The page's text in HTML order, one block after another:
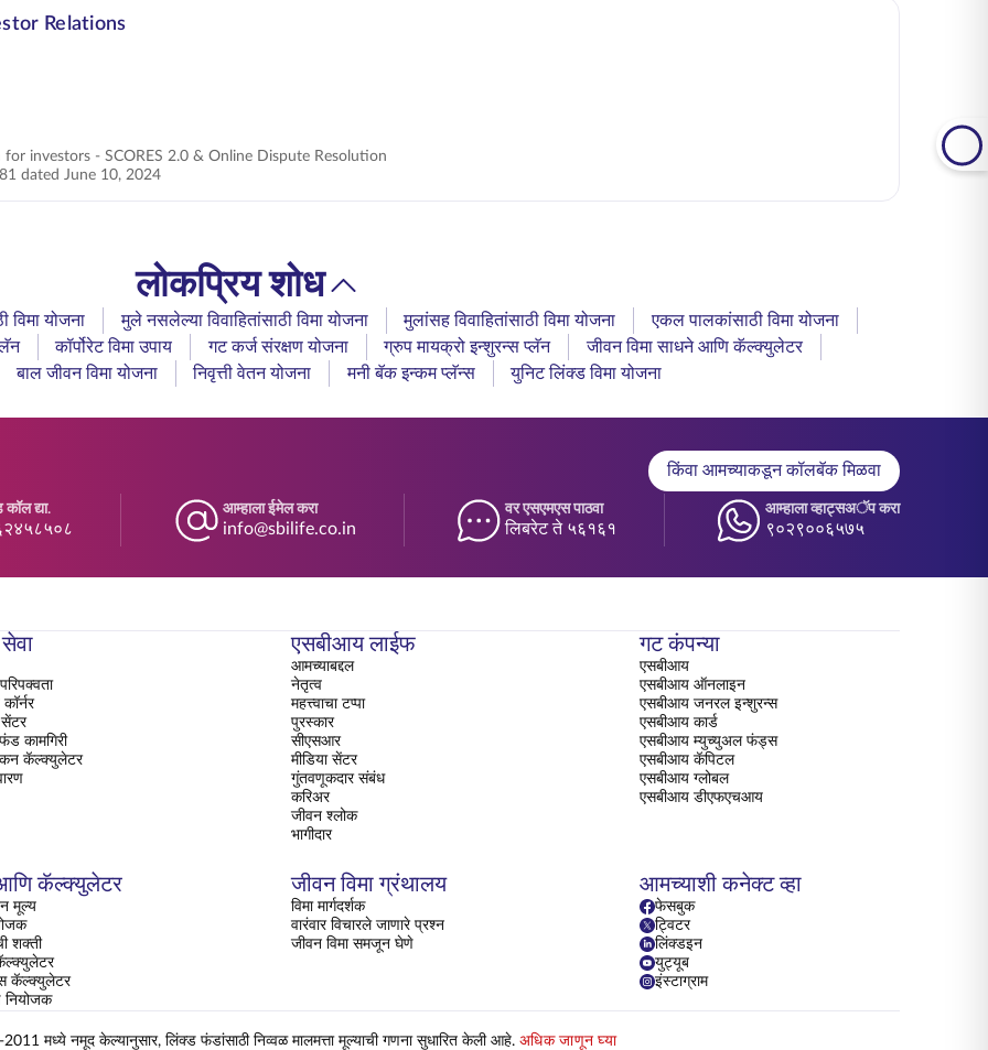
Relations
investors - SCORES 2.0 & Online Dispute Resolution
dated June 10, 2024
लोकप्रिय शोध
विमा योजना मुले नसलेल्या विवाहितांसाठी विमा योजना मुलांसह विवाहितांसाठी विमा योजना
एकल पालकांसाठी विमा योजना
कॉर्पोरेट विमा उपाय गट कर्ज संरक्षण योजना ग्रुप मायक्रो इन्शुरन्स प्लॅन
जीवन विमा साधने आणि कॅल्क्युलेटर
बाल जीवन विमा योजना निवृत्ती वेतन योजना मनी बॅक इन्कम प्लॅन्स युनिट लिंक्ड विमा योजना
किंवा आमच्याकडून कॉलबॅक मिळवा
कॉल द्या. आम्हाला ईमेल करा
info@sbilife.co.in
वर एसएमएस पाठवा
लिबरेट ते ५६१६१
आम्हाला व्हाट्सअॅप करा
९०२९००६५७५
कामगिरी
कॅल्क्युलेटर
एसबीआय लाईफ
आमच्याबद्दल
नेतृत्व
महत्त्वाचा टप्पा
पुरस्कार
सीएसआर
मीडिया सेंटर
गुंतवणूकदार संबंध
करिअर
जीवन श्लोक
भागीदार
गट कंपन्या
एसबीआय
एसबीआय ऑनलाइन
एसबीआय जनरल इन्शुरन्स
एसबीआय कार्ड
एसबीआय म्युच्युअल फंड्स
एसबीआय कॅपिटल
एसबीआय ग्लोबल
एसबीआय डीएफएचआय
कॅल्क्युलेटर
मूल्य
शक्ती
कॅल्क्युलेटर
नियोजक
जीवन विमा ग्रंथालय
विमा मार्गदर्शक
वारंवार विचारले जाणारे प्रश्न
जीवन विमा समजून घेणे
आमच्याशी कनेक्ट व्हा
फेसबुक
ट्विटर
लिंक्डइन
युट्यूब
इंस्टाग्राम
मध्ये नमूद केल्यानुसार, लिंक्ड फंडांसाठी निव्वळ मालमत्ता मूल्याची गणना सुधारित केली आहे. अधिक जाणून घ्या